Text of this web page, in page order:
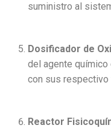
suministro al
Dosificador de
del agente químico
con sus respectivo
Reactor